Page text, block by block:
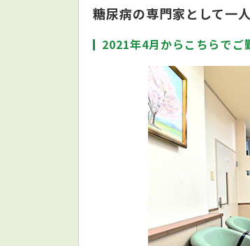
糖尿病の専門家として一
2021年4月からこちらでご